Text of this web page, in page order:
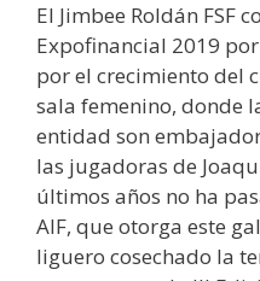
El Jimbee Roldán FSF
Expofinancial 2019
por el crecimiento del
sala femenino, donde
entidad son
las jugadoras de
últimos años no ha
AIF, que otorga este
liguero cosechado la